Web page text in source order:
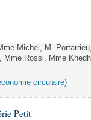
Michel, M.
Mme Rossi, Mme
circulaire)
Petit